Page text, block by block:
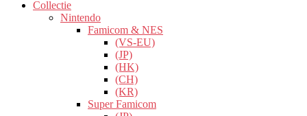
Collectie
Nintendo
Famicom & NES
(VS-EU)
(JP)
(HK)
(CH)
(KR)
Super Famicom